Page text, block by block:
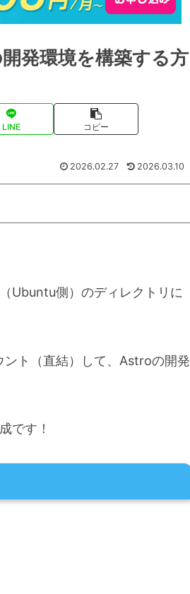
発環境を構築する方
LINE コピー
2026.02.27 2026.03.10
Ubuntu側）のディレクトリに
ト（直結）して、Astroの開発
です！